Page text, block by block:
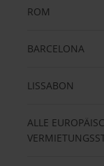
ROM
BARCELONA
LISSABON
ALLE